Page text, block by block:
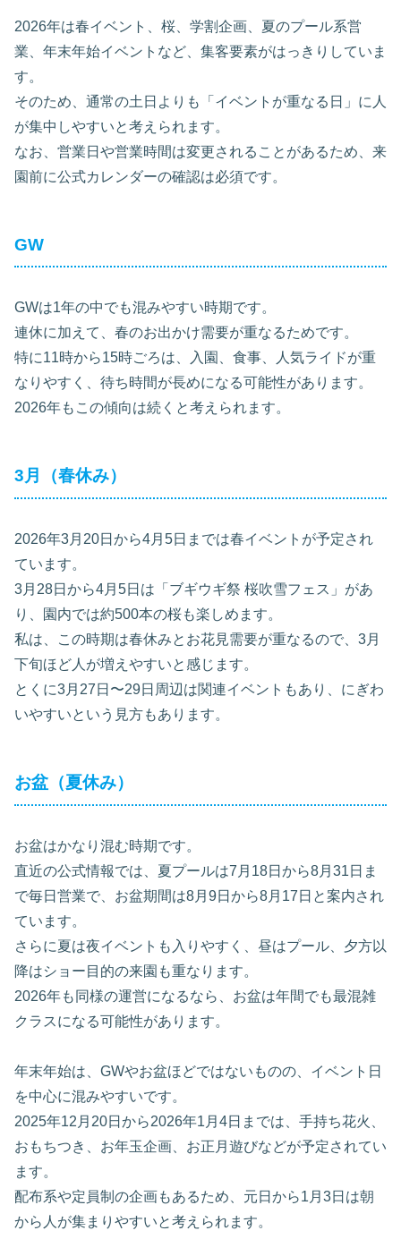
2026年は春イベント、桜、学割企画、夏のプール系営
業、年末年始イベントなど、集客要素がはっきりしていま
す。
そのため、通常の土日よりも「イベントが重なる日」に人
が集中しやすいと考えられます。
なお、営業日や営業時間は変更されることがあるため、来
園前に公式カレンダーの確認は必須です。
GW
GWは1年の中でも混みやすい時期です。
連休に加えて、春のお出かけ需要が重なるためです。
特に11時から15時ごろは、入園、食事、人気ライドが重
なりやすく、待ち時間が長めになる可能性があります。
2026年もこの傾向は続くと考えられます。
3月（春休み）
2026年3月20日から4月5日までは春イベントが予定され
ています。
3月28日から4月5日は「ブギウギ祭 桜吹雪フェス」があ
り、園内では約500本の桜も楽しめます。
私は、この時期は春休みとお花見需要が重なるので、3月
下旬ほど人が増えやすいと感じます。
とくに3月27日〜29日周辺は関連イベントもあり、にぎわ
いやすいという見方もあります。
お盆（夏休み）
お盆はかなり混む時期です。
直近の公式情報では、夏プールは7月18日から8月31日ま
で毎日営業で、お盆期間は8月9日から8月17日と案内され
ています。
さらに夏は夜イベントも入りやすく、昼はプール、夕方以
降はショー目的の来園も重なります。
2026年も同様の運営になるなら、お盆は年間でも最混雑
クラスになる可能性があります。
年末年始は、GWやお盆ほどではないものの、イベント日
を中心に混みやすいです。
2025年12月20日から2026年1月4日までは、手持ち花火、
おもちつき、お年玉企画、お正月遊びなどが予定されてい
ます。
配布系や定員制の企画もあるため、元日から1月3日は朝
から人が集まりやすいと考えられます。